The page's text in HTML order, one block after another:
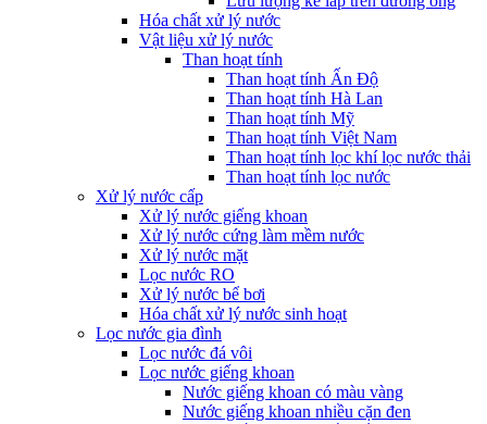
Hóa chất xử lý nước
Vật liệu xử lý nước
Than hoạt tính
Than hoạt tính Ấn Độ
Than hoạt tính Hà Lan
Than hoạt tính Mỹ
Than hoạt tính Việt Nam
Than hoạt tính lọc khí lọc nước thải
Than hoạt tính lọc nước
Xử lý nước cấp
Xử lý nước giếng khoan
Xử lý nước cứng làm mềm nước
Xử lý nước mặt
Lọc nước RO
Xử lý nước bể bơi
Hóa chất xử lý nước sinh hoạt
Lọc nước gia đình
Lọc nước đá vôi
Lọc nước giếng khoan
Nước giếng khoan có màu vàng
Nước giếng khoan nhiều cặn đen